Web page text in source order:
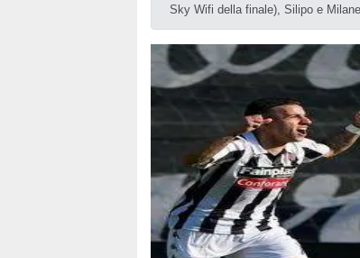
Sky Wifi della finale), Silipo e